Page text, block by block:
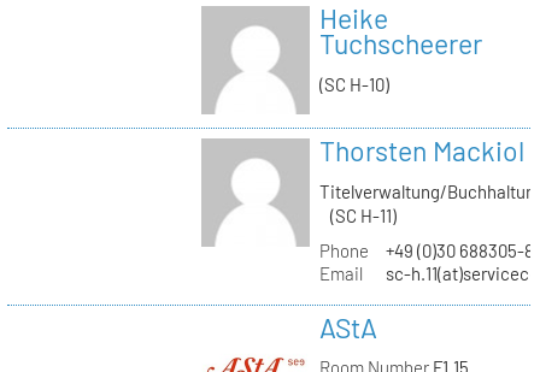
Heike
Tuchscheerer
(SC H-10)
Thorsten Mackiol
Titelverwaltung/
(SC H-11)
Phone
+49 (0)30 688305-
Email
sc-
AStA
Room NumberF1.15